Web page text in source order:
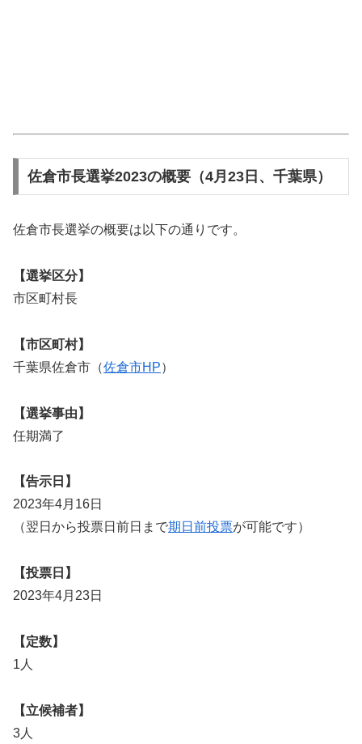
佐倉市長選挙2023の概要（4月23日、千葉県）
佐倉市長選挙の概要は以下の通りです。
【選挙区分】
市区町村長
【市区町村】
千葉県佐倉市（佐倉市HP）
【選挙事由】
任期満了
【告示日】
2023年4月16日
（翌日から投票日前日まで期日前投票が可能です）
【投票日】
2023年4月23日
【定数】
1人
【立候補者】
3人